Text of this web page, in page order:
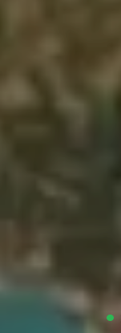
•